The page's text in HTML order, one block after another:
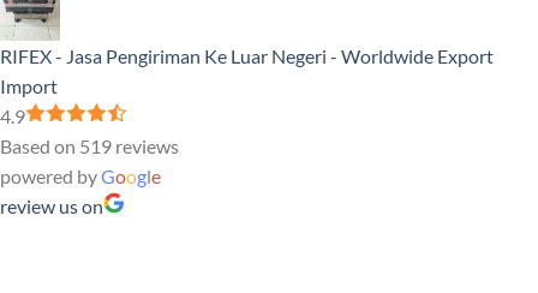
RIFEX - Jasa Pengiriman Ke Luar Negeri - Worldwide Export
Import
4.9
Based on 519 reviews
powered byGoogle
review us on